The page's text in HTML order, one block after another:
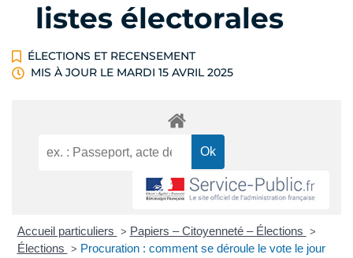
listes électorales
ÉLECTIONS ET RECENSEMENT
MIS À JOUR LE MARDI 15 AVRIL 2025
Accueil particuliers > Papiers – Citoyenneté – Élections >
Élections > Procuration : comment se déroule le vote le jour